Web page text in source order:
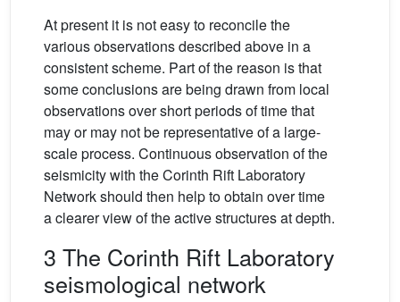
At present it is not easy to reconcile the
various observations described above in a
consistent scheme. Part of the reason is that
some conclusions are being drawn from local
observations over short periods of time that
may or may not be representative of a large-
scale process. Continuous observation of the
seismicity with the Corinth Rift Laboratory
Network should then help to obtain over time
a clearer view of the active structures at depth.
3 The Corinth Rift Laboratory
seismological network